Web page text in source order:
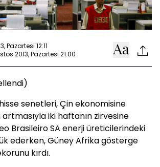
Pazartesi 12:11
2013, Pazartesi 21:00
senetleri, Çin ekonomisine
iki haftanın zirvesine
Brasileiro SA enerji üreticilerindeki
ederken, Güney Afrika gösterge
kırdı.